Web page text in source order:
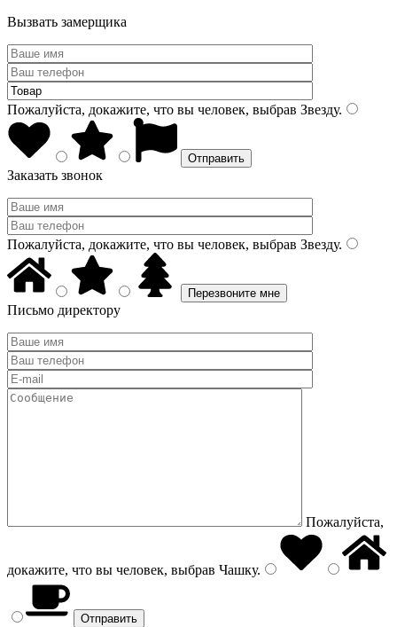
Вызвать замерщика
Пожалуйста, докажите, что вы человек, выбрав Звезду.
Заказать звонок
Пожалуйста, докажите, что вы человек, выбрав Звезду.
Письмо директору
Пожалуйста,
докажите, что вы человек, выбрав Чашку.